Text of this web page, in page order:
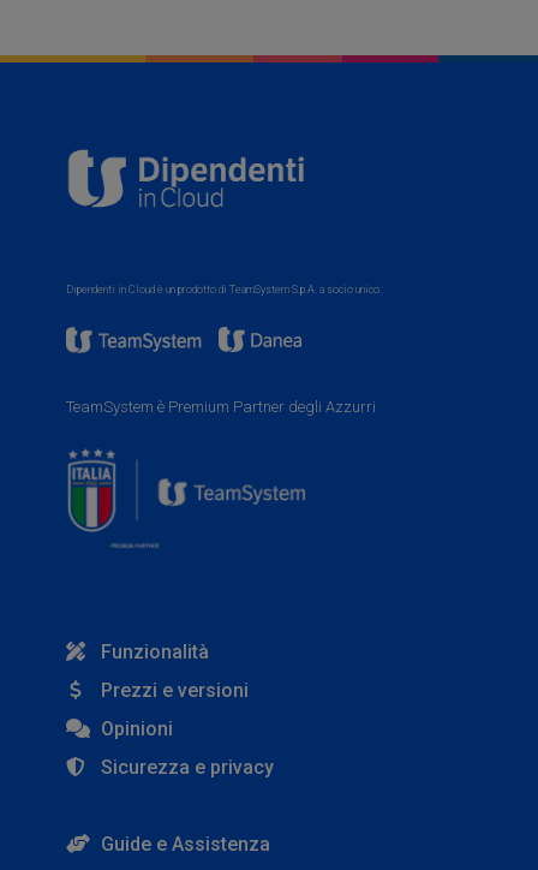
Dipendenti in Cloud è un prodotto di TeamSystem S.p.A. a socio unico.
TeamSystem è Premium Partner degli Azzurri
Funzionalità
Prezzi e versioni
Opinioni
Sicurezza e privacy
Guide e Assistenza